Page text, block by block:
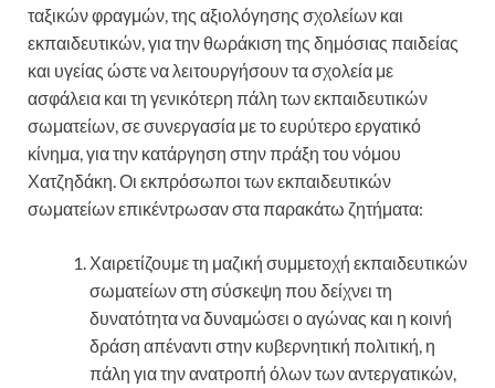
ταξικών φραγμών, της αξιολόγησης σχολείων και
εκπαιδευτικών, για την θωράκιση της δημόσιας παιδείας
και υγείας ώστε να λειτουργήσουν τα σχολεία με
ασφάλεια και τη γενικότερη πάλη των εκπαιδευτικών
σωματείων, σε συνεργασία με το ευρύτερο εργατικό
κίνημα, για την κατάργηση στην πράξη του νόμου
Χατζηδάκη. Οι εκπρόσωποι των εκπαιδευτικών
σωματείων επικέντρωσαν στα παρακάτω ζητήματα:
Χαιρετίζουμε τη μαζική συμμετοχή εκπαιδευτικών
σωματείων στη σύσκεψη που δείχνει τη
δυνατότητα να δυναμώσει ο αγώνας και η κοινή
δράση απέναντι στην κυβερνητική πολιτική, η
πάλη για την ανατροπή όλων των αντεργατικών,